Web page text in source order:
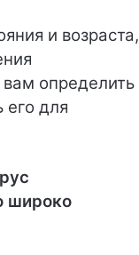
и возраста,
определить
его для
широко